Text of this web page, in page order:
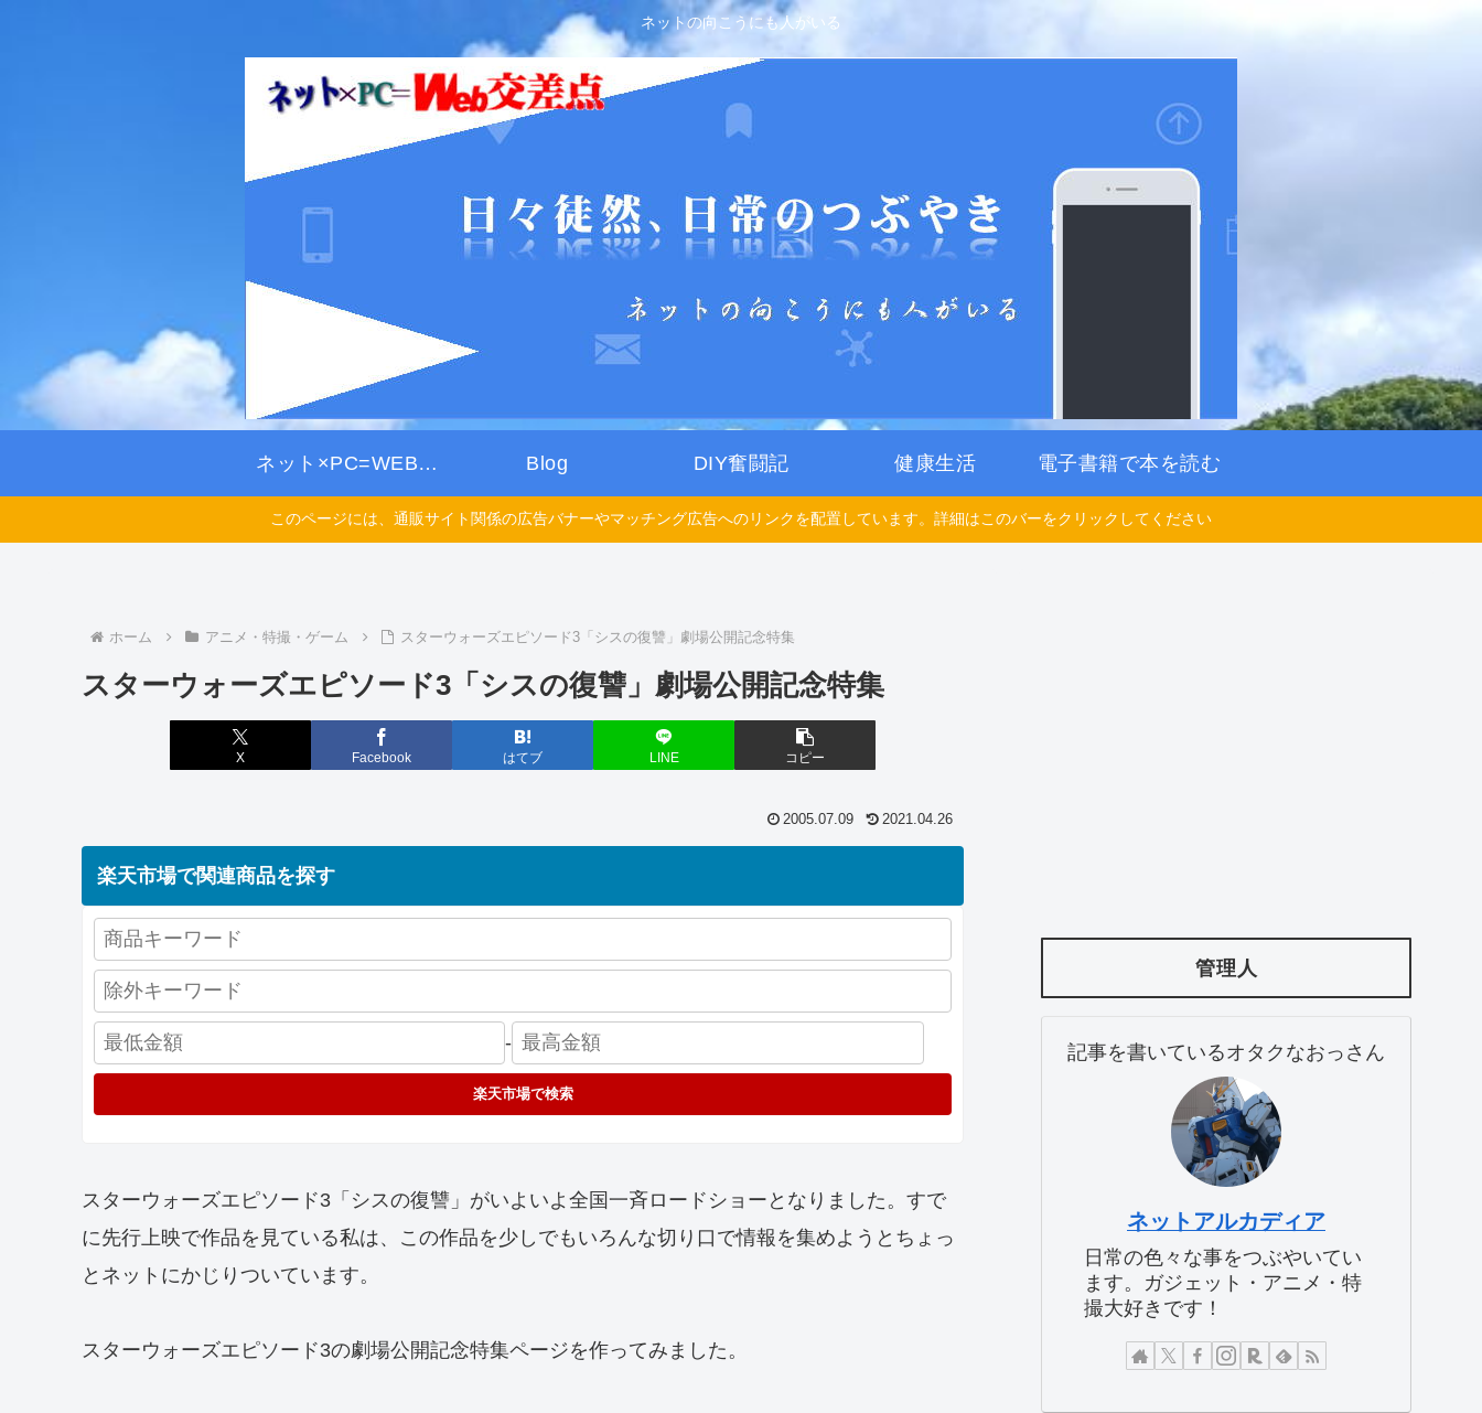
ネットの向こうにも人がいる
ネット×PC=WEB交差点 Blog DIY奮闘記 健康生活 電子書籍で本を読む
このページには、通販サイト関係の広告バナーやマッチング広告へのリンクを配置しています。詳細はこのバーをクリックしてください
ホーム アニメ・特撮・ゲーム スターウォーズエピソード3「シスの復讐」劇場公開記念特集
スターウォーズエピソード3「シスの復讐」劇場公開記念特集
X Facebook はてブ LINE コピー
2005.07.09 2021.04.26
楽天市場で関連商品を探す
-
楽天市場で検索
スターウォーズエピソード3「シスの復讐」がいよいよ全国一斉ロードショーとなりました。すで
に先行上映で作品を見ている私は、この作品を少しでもいろんな切り口で情報を集めようとちょっ
とネットにかじりついています。
スターウォーズエピソード3の劇場公開記念特集ページを作ってみました。
管理人
記事を書いているオタクなおっさん
ネットアルカディア
日常の色々な事をつぶやいてい
ます。ガジェット・アニメ・特
撮大好きです！